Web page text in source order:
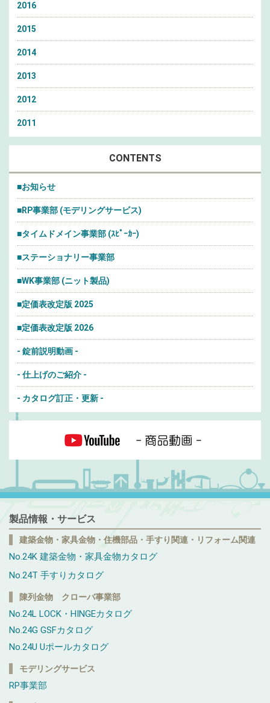
2016
2015
2014
2013
2012
2011
CONTENTS
■お知らせ
■RP事業部 (モデリングサービス)
■タイムドメイン事業部 (ｽﾋﾟｰｶｰ)
■ステーショナリー事業部
■WK事業部 (ニット製品)
■定価表改定版 2025
■定価表改定版 2026
- 錠前説明動画 -
- 仕上げのご紹介 -
- カタログ訂正・更新 -
製品情報・サービス
建築金物・家具金物・住機部品・手すり関連・リフォーム関連
No.24K 建築金物・家具金物カタログ
No.24T 手すりカタログ
陳列金物 クローバ事業部
No.24L LOCK・HINGEカタログ
No.24G GSFカタログ
No.24U Uポールカタログ
モデリングサービス
RP事業部